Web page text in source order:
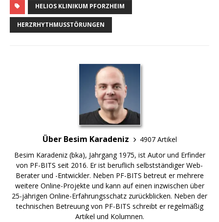
HELIOS KLINIKUM PFORZHEIM
HERZRHYTHMUSSTÖRUNGEN
Über Besim Karadeniz
4907 Artikel
Besim Karadeniz (bka), Jahrgang 1975, ist Autor und Erfinder
von PF-BITS seit 2016. Er ist beruflich selbstständiger Web-
Berater und -Entwickler. Neben PF-BITS betreut er mehrere
weitere Online-Projekte und kann auf einen inzwischen über
25-jährigen Online-Erfahrungsschatz zurückblicken. Neben der
technischen Betreuung von PF-BITS schreibt er regelmäßig
Artikel und Kolumnen.